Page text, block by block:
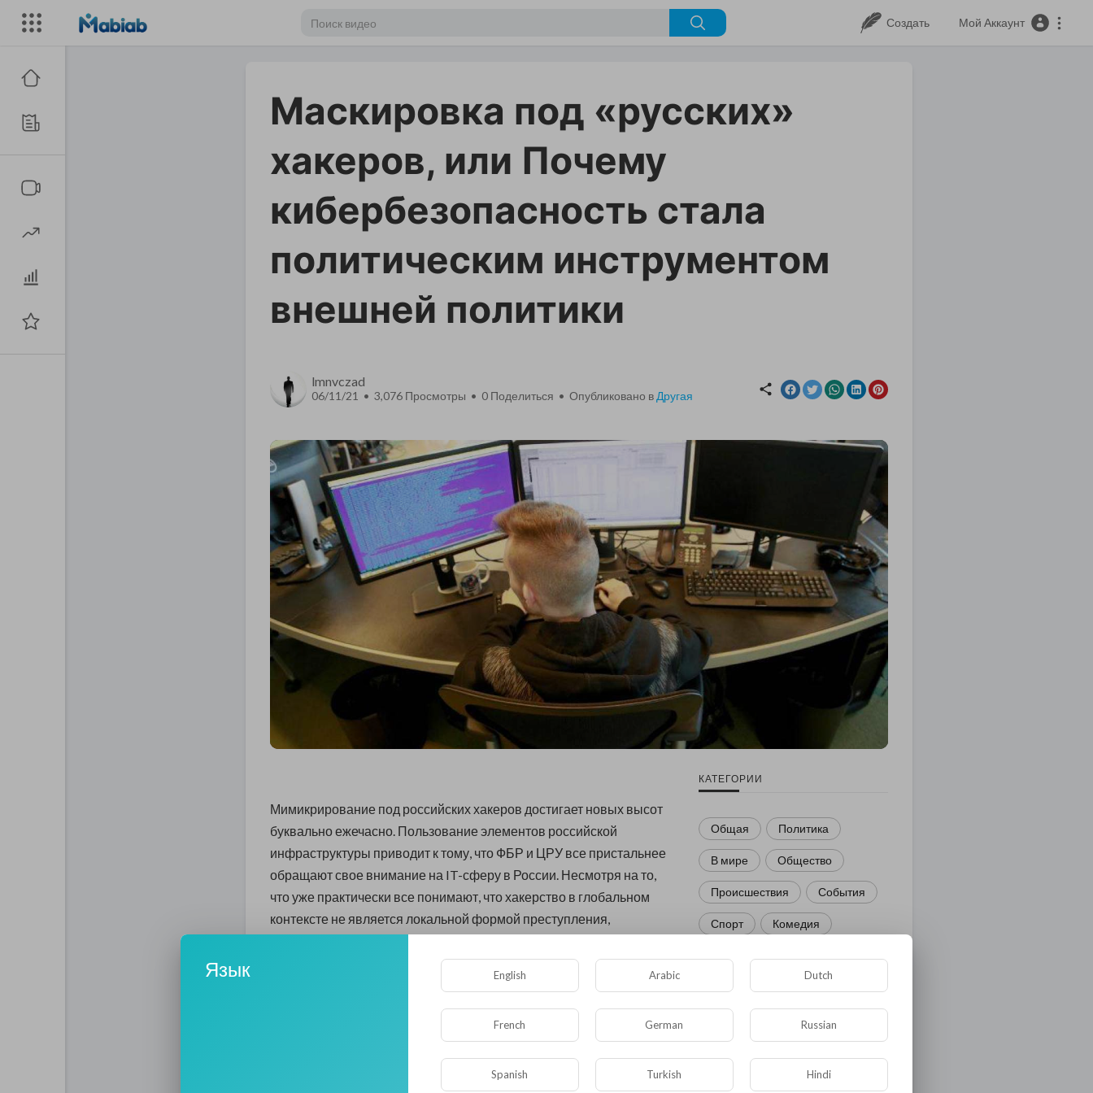
Создать Мой Аккаунт
Маскировка под «русских»
хакеров, или Почему
кибербезопасность стала
политическим инструментом
внешней политики
lmnvczad
06/11/21 • 3,076 Просмотры • 0 Поделиться • Опубликовано в Другая
Мимикрирование под российских хакеров достигает новых высот
буквально ежечасно. Пользование элементов российской
инфраструктуры приводит к тому, что ФБР и ЦРУ все пристальнее
обращают свое внимание на IT-сферу в России. Несмотря на то,
что уже практически все понимают, что хакерство в глобальном
контексте не является локальной формой преступления,
объединения выставляют себя за русских, делая это с разной
Даже в США весьма учитывают тот факт, что сейчас хакерство
пустило азиатские, преимущественно, китайские корни, дабы
дестабилизировать обстановку у них. Причем это достигается
весьма тривиальными средствами, так как главные хакерские
КАТЕГОРИИ
Общая Политика
В мире Общество
Происшествия События
Спорт Комедия
Новости и политика
Культура
Медицина
Язык English Arabic Dutch
French German Russian
Spanish Turkish Hindi